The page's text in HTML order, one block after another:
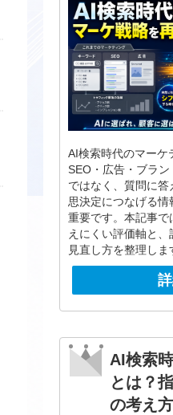
AI検索時代のマーケ
SEO・広告・ブラ
ではなく、質問に
思決定につなげる
重要です。本記事で
えにくい評価軸と
見直し方を整理しま
AI検索
とは？
の考え方